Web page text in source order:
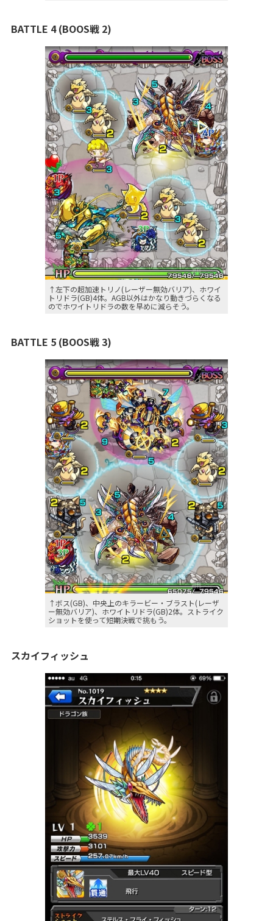
BATTLE 4 (BOOS戦 2)
↑左下の超加速トリノ(レーザー無効バリア)、ホワイ
トリドラ(GB)4体。AGB以外はかなり動きづらくなる
のでホワイトリドラの数を早めに減らそう。
BATTLE 5 (BOOS戦 3)
↑ボス(GB)、中央上のキラービー・ブラスト(レーザ
ー無効バリア)、ホワイトリドラ(GB)2体。ストライク
ショットを使って短期決戦で挑もう。
スカイフィッシュ